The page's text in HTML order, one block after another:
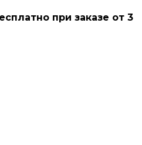
при заказе от 3